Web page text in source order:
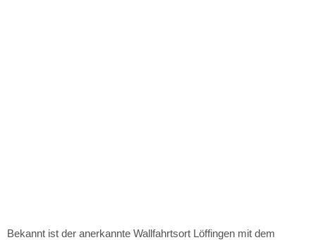
Bekannt ist der anerkannte Wallfahrtsort Löffingen mit dem